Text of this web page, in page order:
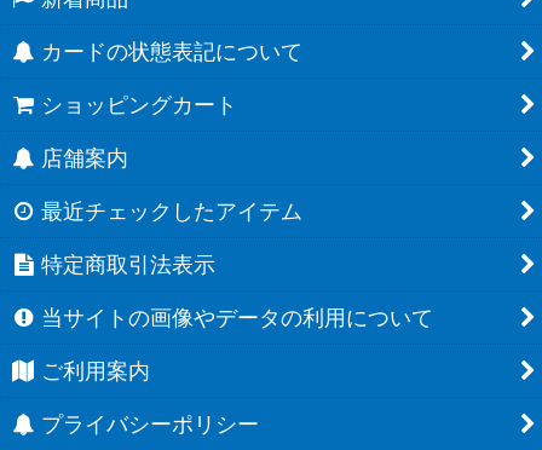
カードの状態表記について
ショッピングカート
店舗案内
最近チェックしたアイテム
特定商取引法表示
当サイトの画像やデータの利用について
ご利用案内
プライバシーポリシー